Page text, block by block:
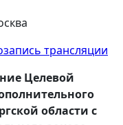
трансляции
Целевой
области с